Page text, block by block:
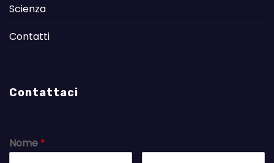
Scienza
Contatti
Contattaci
Nome *